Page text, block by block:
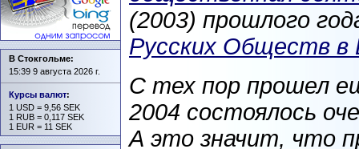
(2003) прошлого
Русских Обществ в
С тех пор прошел
2004 состоялось
А это значит, что
В Стокгольме:
15:39 9 августа 2026 г.
Курсы валют:
1 USD = 9,56 SEK
1 RUB = 0,117 SEK
1 EUR = 11 SEK